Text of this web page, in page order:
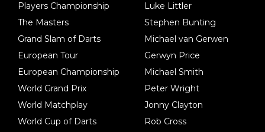
Players Championship
The Masters
Grand Slam of Darts
European Tour
European Championship
World Grand Prix
World Matchplay
World Cup of Darts
Luke Littler
Stephen Bunting
Michael van Gerwen
Gerwyn Price
Michael Smith
Peter Wright
Jonny Clayton
Rob Cross